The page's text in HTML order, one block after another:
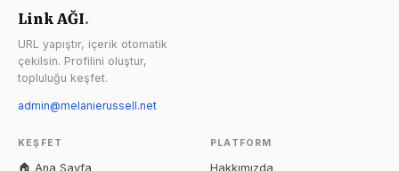
Link AĞI.
URL yapıştır, içerik otomatik
çekilsin. Profilini oluştur,
topluluğu keşfet.
admin@melanierussell.net
KEŞFET
🏠 Ana Sayfa
PLATFORM
Hakkımızda